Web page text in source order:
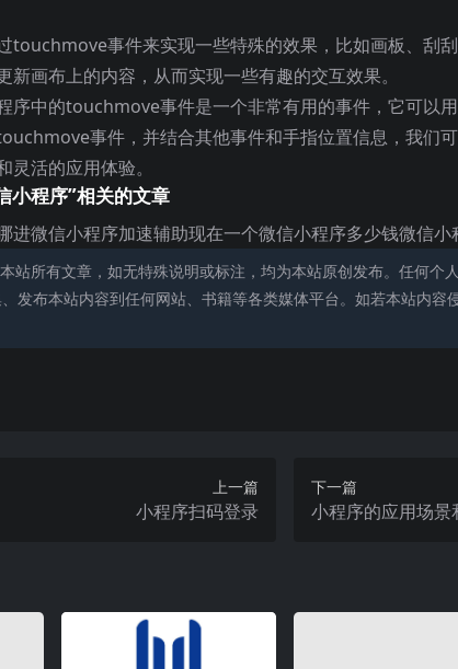
touchmove事件来实现一些特殊的效果，比如画板、刮
新画布上的内容，从而实现一些有趣的交互效果。
序中的touchmove事件是一个非常有用的事件，它可以
事件，并结合其他事件和手指位置信息，我们
灵活的应用体验。
小程序”相关的文章
进微信小程序加速辅助现在一个微信小程序多少钱微信小
站所有文章，如无特殊说明或标注，均为本站原创发布。任何个
发布本站内容到任何网站、书籍等各类媒体平台。如若本站内容
上一篇
小程序扫码登录
下一篇
小程序的应用场景